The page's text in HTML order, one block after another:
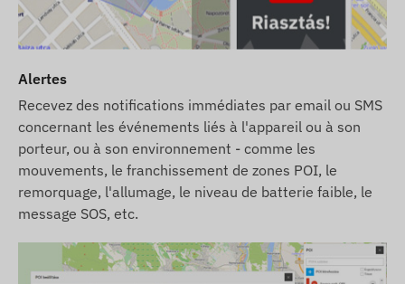
Les descriptions et les images des appareils sur le
site Web sont basées sur les informations
publiées par le fabricant, qui ne sont pas toujours
exactes et exemptes d'erreurs. Le fabricant se
réserve le droit de modifier certains paramètres
du produit ou de son emballage sans préavis - la
mise à jour de ces informations sur notre site Web
se fait après détection et évaluation de ces
modifications.
Alertes
Recevez des notifications immédiates par email ou SMS
concernant les événements liés à l'appareil ou à son
porteur, ou à son environnement - comme les
mouvements, le franchissement de zones POI, le
remorquage, l'allumage, le niveau de batterie faible, le
message SOS, etc.